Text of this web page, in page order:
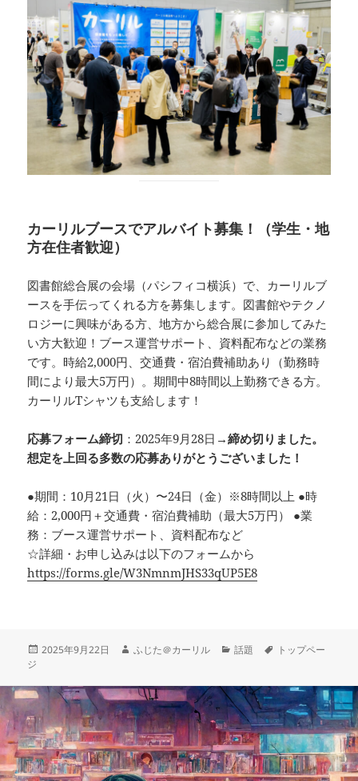
カーリルブースでアルバイト募集！（学生・地
方在住者歓迎）
図書館総合展の会場（パシフィコ横浜）で、カーリルブ
ースを手伝ってくれる方を募集します。図書館やテクノ
ロジーに興味がある方、地方から総合展に参加してみた
い方大歓迎！ブース運営サポート、資料配布などの業務
です。時給2,000円、交通費・宿泊費補助あり（勤務時
間により最大5万円）。期間中8時間以上勤務できる方。
カーリルTシャツも支給します！
応募フォーム締切 ：2025年9月28日→締め切りました。
想定を上回る多数の応募ありがとうございました！
●期間：10月21日（火）〜24日（金）※8時間以上 ●時
給：2,000円＋交通費・宿泊費補助（最大5万円） ●業
務：ブース運営サポート、資料配布など
☆詳細・お申し込みは以下のフォームから
https://forms.gle/W3NmnmJHS33qUP5E8
投
2025年9月22日
作
ふじた＠カーリル
カ
リ
ー
話題
タ
トップペー
ジ